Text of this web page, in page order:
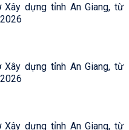
dựng tỉnh An Giang, từ
dựng tỉnh An Giang, từ
dựng tỉnh An Giang, từ